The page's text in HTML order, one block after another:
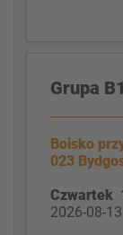
Grupa
Boisko
023
Czwartek
2026-08-13